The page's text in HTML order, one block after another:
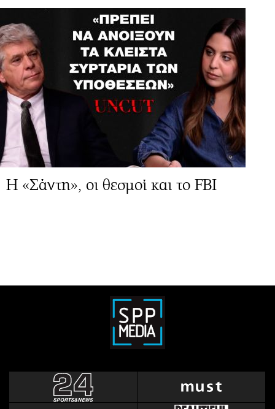
Η «Σάντη», οι θεσμοί και το FBI